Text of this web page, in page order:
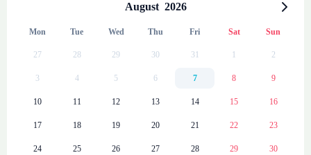
August 2026
Mon Tue Wed Thu Fri Sat Sun
27 28 29 30 31 1 2
3 4 5 6 7 8 9
10 11 12 13 14 15 16
17 18 19 20 21 22 23
24 25 26 27 28 29 30